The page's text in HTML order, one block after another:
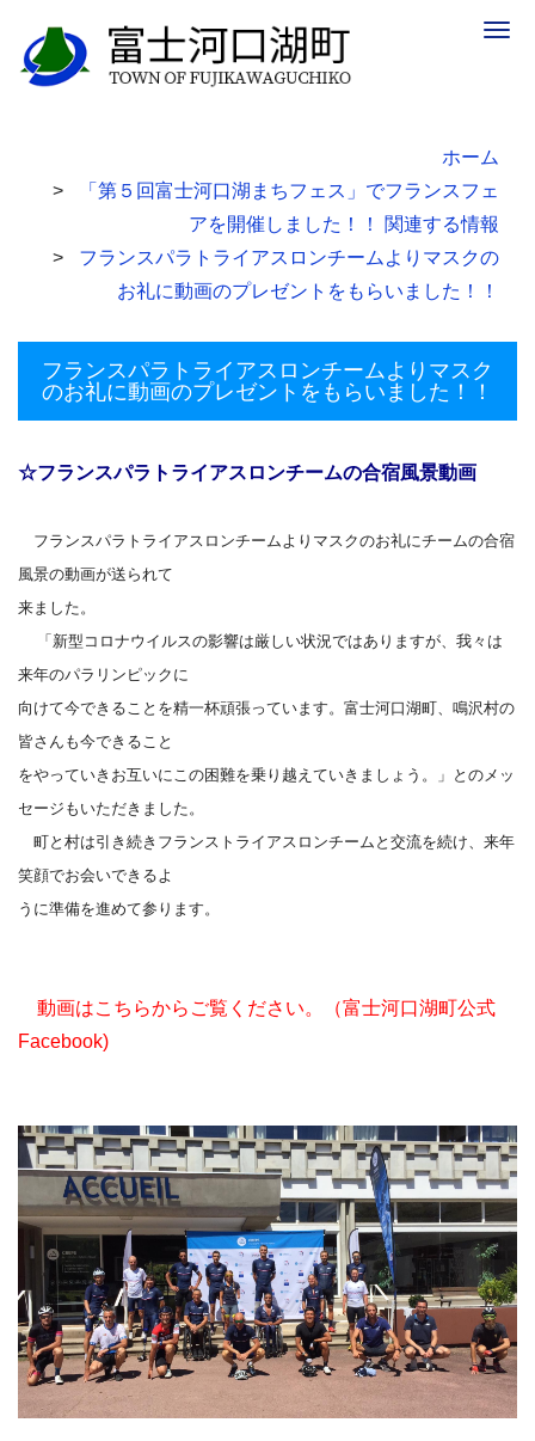
ホーム
「第５回富士河口湖まちフェス」でフランスフェ
アを開催しました！！ 関連する情報
フランスパラトライアスロンチームよりマスクの
お礼に動画のプレゼントをもらいました！！
フランスパラトライアスロンチームよりマスク
のお礼に動画のプレゼントをもらいました！！
☆フランスパラトライアスロンチームの合宿風景動画
フランスパラトライアスロンチームよりマスクのお礼にチームの合宿
風景の動画が送られて
来ました。
「新型コロナウイルスの影響は厳しい状況ではありますが、我々は
来年のパラリンピックに
向けて今できることを精一杯頑張っています。富士河口湖町、鳴沢村の
皆さんも今できること
をやっていきお互いにこの困難を乗り越えていきましょう。」とのメッ
セージもいただきました。
町と村は引き続きフランストライアスロンチームと交流を続け、来年
笑顔でお会いできるよ
うに準備を進めて参ります。
動画はこちらからご覧ください。（富士河口湖町公式
Facebook)